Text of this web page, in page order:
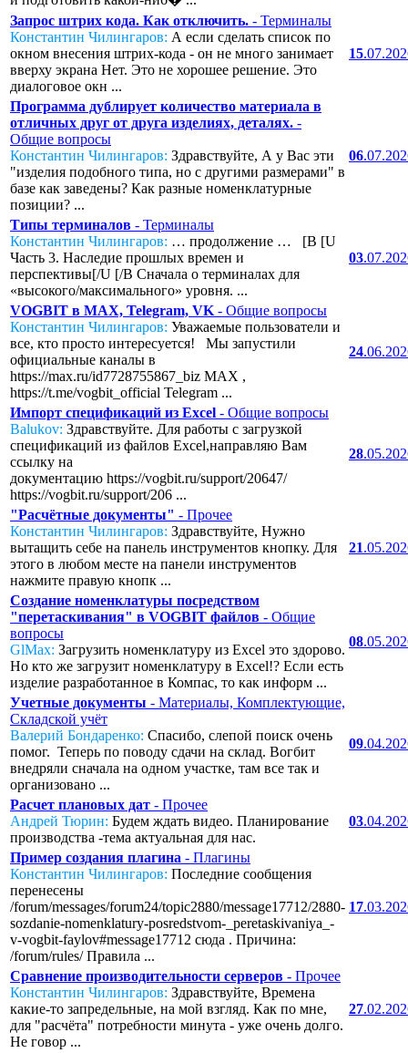
Запрос штрих кода. Как отключить. - Терминалы
Константин Чилингаров: А если сделать список по
окном внесения штрих-кода - он не много занимает
вверху экрана Нет. Это не хорошее решение. Это
диалоговое окн ...
15
Программа дублирует количество материала в
отличных друг от друга изделиях, деталях. -
Общие вопросы
Константин Чилингаров: Здравствуйте, А у Вас эти
"изделия подобного типа, но с другими размерами" в
базе как заведены? Как разные номенклатурные
позиции? ...
06
Типы терминалов - Терминалы
Константин Чилингаров: … продолжение … [B [U
Часть 3. Наследие прошлых времен и
перспективы[/U [/B Сначала о терминалах для
«высокого/максимального» уровня. ...
03
VOGBIT в MAX, Telegram, VK - Общие вопросы
Константин Чилингаров: Уважаемые пользователи и
все, кто просто интересуется! Мы запустили
официальные каналы в
https://max.ru/id7728755867_biz MAX ,
https://t.me/vogbit_official Telegram ...
24
Импорт спецификаций из Excel - Общие вопросы
Balukov: Здравствуйте. Для работы с загрузкой
спецификаций из файлов Excel,направляю Вам
ссылку на
документацию https://vogbit.ru/support/20647/
https://vogbit.ru/support/206 ...
28
"Расчётные документы" - Прочее
Константин Чилингаров: Здравствуйте, Нужно
вытащить себе на панель инструментов кнопку. Для
этого в любом месте на панели инструментов
нажмите правую кнопк ...
21
Создание номенклатуры посредством
"перетаскивания" в VOGBIT файлов - Общие
вопросы
GlMax: Загрузить номенклатуру из Excel это здорово.
Но кто же загрузит номенклатуру в Excel!? Если есть
изделие разработанное в Компас, то как информ ...
08
Учетные документы - Материалы, Комплектующие,
Складской учёт
Валерий Бондаренко: Спасибо, слепой поиск очень
помог. Теперь по поводу сдачи на склад. Вогбит
внедряли сначала на одном участке, там все так и
организовано ...
09
Расчет плановых дат - Прочее
Андрей Тюрин: Будем ждать видео. Планирование
производства -тема актуальная для нас.
03
Пример создания плагина - Плагины
Константин Чилингаров: Последние сообщения
перенесены
/forum/messages/forum24/topic2880/message17712/2880-
sozdanie-nomenklatury-posredstvom-_peretaskivaniya_-
v-vogbit-faylov#message17712 сюда . Причина:
/forum/rules/ Правила ...
17
Сравнение производительности серверов - Прочее
Константин Чилингаров: Здравствуйте, Времена
какие-то запредельные, на мой взгляд. Как по мне,
для "расчёта" потребности минута - уже очень долго.
Не говор ...
27